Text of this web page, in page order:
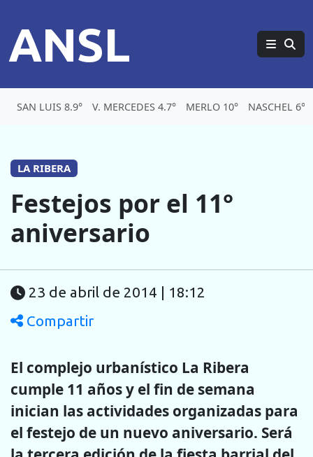
ANSL
SAN LUIS 8.9° V. MERCEDES 4.7° MERLO 10° NASCHEL 6°
LA RIBERA
Festejos por el 11°
aniversario
23 de abril de 2014 | 18:12
Compartir
El complejo urbanístico La Ribera
cumple 11 años y el fin de semana
inician las actividades organizadas para
el festejo de un nuevo aniversario. Será